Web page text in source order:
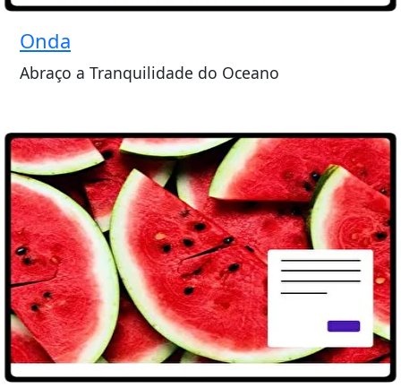
Onda
Abraço a Tranquilidade do Oceano